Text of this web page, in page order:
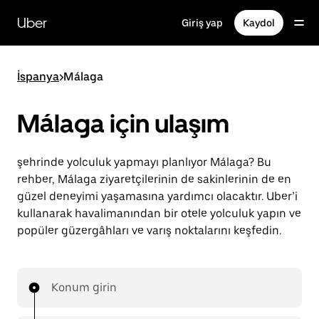
içeriğe
gidinUber Giriş yap Kaydol
İspanya>Málaga
Málaga için ulaşım
şehrinde yolculuk yapmayı planlıyor Málaga? Bu
rehber, Málaga ziyaretçilerinin de sakinlerinin de en
güzel deneyimi yaşamasına yardımcı olacaktır. Uber’i
kullanarak havalimanından bir otele yolculuk yapın ve
popüler güzergâhları ve varış noktalarını keşfedin.
Konum girin